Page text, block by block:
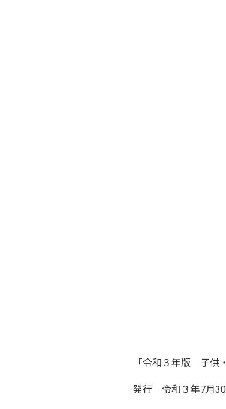
「令和３年版 子供
発行 令和３年7月